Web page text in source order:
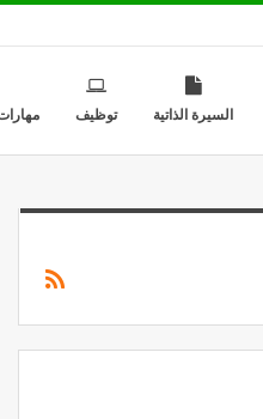
السيرة الذاتية توظيف